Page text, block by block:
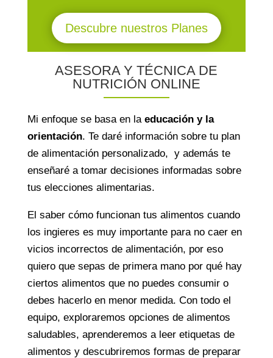
Descubre nuestros Planes
ASESORA Y TÉCNICA DE
NUTRICIÓN ONLINE
Mi enfoque se basa en la educación y la
orientación. Te daré información sobre tu plan
de alimentación personalizado, y además te
enseñaré a tomar decisiones informadas sobre
tus elecciones alimentarias.
El saber cómo funcionan tus alimentos cuando
los ingieres es muy importante para no caer en
vicios incorrectos de alimentación, por eso
quiero que sepas de primera mano por qué hay
ciertos alimentos que no puedes consumir o
debes hacerlo en menor medida. Con todo el
equipo, exploraremos opciones de alimentos
saludables, aprenderemos a leer etiquetas de
alimentos y descubriremos formas de preparar